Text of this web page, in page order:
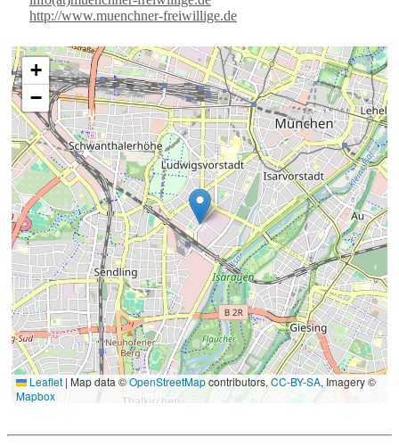
http://www.muenchner-freiwillige.de
+
−
Leaflet | Map data ©OpenStreetMapcontributors,CC-BY-SA, Imagery ©
Mapbox